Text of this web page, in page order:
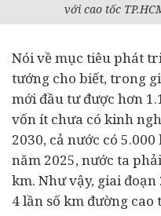
với cao tốc
Nói về mục tiêu phát
tướng cho biết, trong
mới đầu tư được hơn
vốn ít chưa có kinh
2030, cả nước có
năm 2025, nước ta
km. Như vậy, giai
4 lần số km đường cao